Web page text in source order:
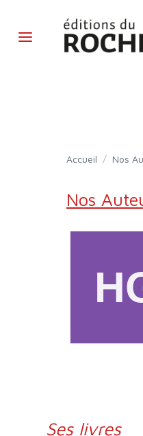
Accueil / Nos
Nos
Ses livres